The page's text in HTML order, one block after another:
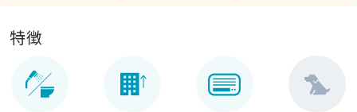
特徴